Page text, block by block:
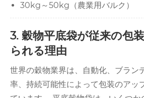
30kg～50kg（農業用バルク）
3. 穀物平底袋が従来の包
られる理由
世界の穀物業界は、自動化、ブラン
率、持続可能性によって包装のアッ